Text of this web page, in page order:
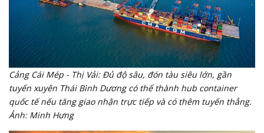
Cảng Cái Mép - Thị Vải: Đủ độ sâu, đón tàu siêu lớn, gần
tuyến xuyên Thái Bình Dương có thể thành hub container
quốc tế nếu tăng giao nhận trực tiếp và có thêm tuyến thẳng.
Ảnh: Minh Hưng